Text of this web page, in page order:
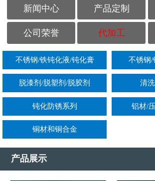
新闻中心 产品定制
公司荣誉 代加工
不锈钢/铁钝化液/钝化膏 不锈钢/
脱漆剂/脱塑剂/脱胶剂 清
钝化防锈系列 铝材/
铜材和铜合金
产品展示